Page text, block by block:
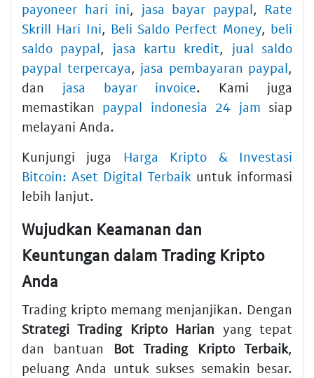
payoneer hari ini, jasa bayar paypal, Rate
Skrill Hari Ini, Beli Saldo Perfect Money, beli
saldo paypal, jasa kartu kredit, jual saldo
paypal terpercaya, jasa pembayaran paypal,
dan jasa bayar invoice. Kami juga
memastikan paypal indonesia 24 jam siap
melayani Anda.
Kunjungi juga Harga Kripto & Investasi
Bitcoin: Aset Digital Terbaik untuk informasi
lebih lanjut.
Wujudkan Keamanan dan
Keuntungan dalam Trading Kripto
Anda
Trading kripto memang menjanjikan. Dengan
Strategi Trading Kripto Harian yang tepat
dan bantuan Bot Trading Kripto Terbaik,
peluang Anda untuk sukses semakin besar.